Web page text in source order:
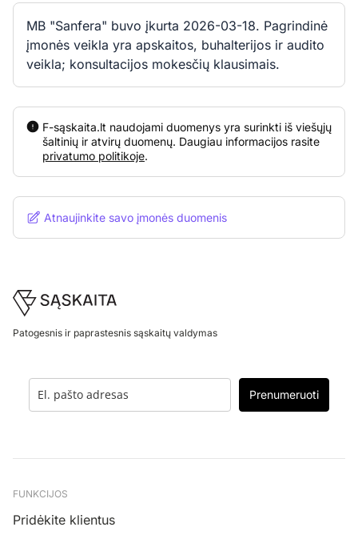
MB "Sanfera" buvo įkurta 2026-03-18. Pagrindinė
įmonės veikla yra apskaitos, buhalterijos ir audito
veikla; konsultacijos mokesčių klausimais.
F-sąskaita.lt naudojami duomenys yra surinkti iš viešųjų
šaltinių ir atvirų duomenų. Daugiau informacijos rasite
privatumo politikoje.
Atnaujinkite savo įmonės duomenis
Footer
Patogesnis ir paprastesnis sąskaitų valdymas
Prenumeruoti
FUNKCIJOS
Pridėkite klientus